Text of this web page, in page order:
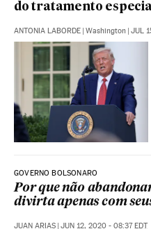
do tratamento
ANTONIA LABORDE | Washington | JUL
GOVERNO BOLSONARO
Por que não
divirta apenas com
JUAN ARIAS | JUN 12, 2020 - 08:37EDT